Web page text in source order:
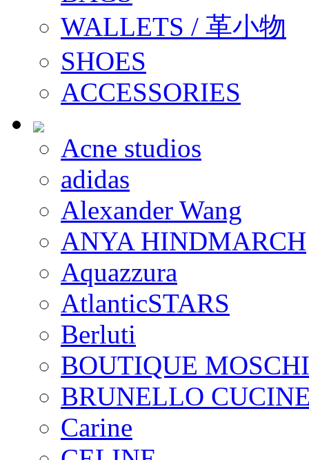
WALLETS / 革小物
SHOES
ACCESSORIES
Acne studios
adidas
Alexander Wang
ANYA HINDMARCH
Aquazzura
AtlanticSTARS
Berluti
BOUTIQUE
BRUNELLO
Carine